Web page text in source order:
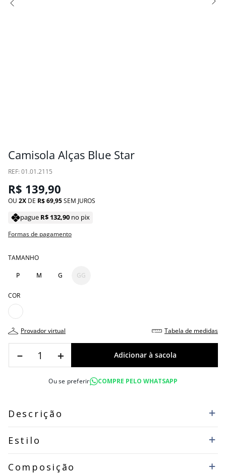
Camisola Alças Blue Star
: 01.01.2115
R$ 139,90
OU 2 DE R$69,95SEM JUROS
pague R$ 132,90 no pix
Formas de pagamento
TAMANHO
P M G GG
COR
provador virtual tabela de medidas
＋
－
Ou se preferir COMPRE PELO WHATSAPP
Descrição
Estilo
Composição